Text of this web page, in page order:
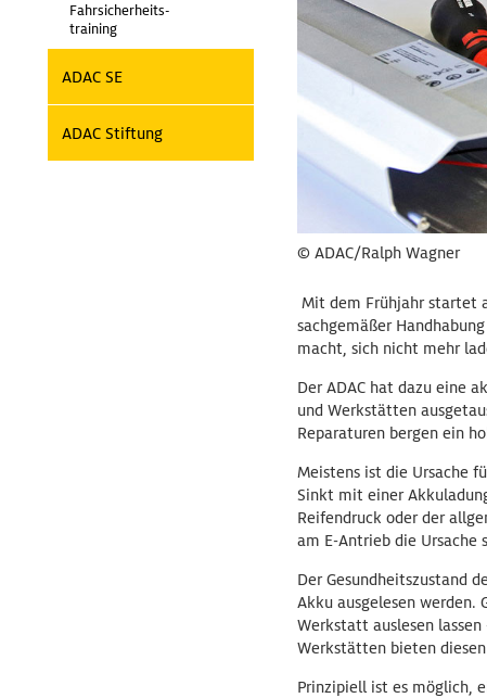
Fahrsicherheits-
training
ADAC SE
ADAC Stiftung
© ADAC/Ralph Wagner
Mit dem Frühjahr startet
sachgemäßer
macht, sich nicht mehr
Der ADAC hat dazu eine
und Werkstätten
Reparaturen bergen ein
Meistens ist die Ursache
Sinkt mit einer
Reifendruck oder der
am E-Antrieb die Ursache
Der Gesundheitszustand
Akku ausgelesen werden.
Werkstatt auslesen
Werkstätten bieten
Prinzipiell ist es möglich,